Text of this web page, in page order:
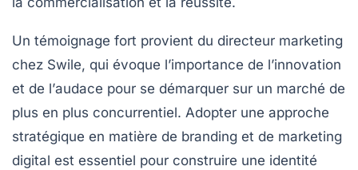
Un témoignage fort provient du directeur marketing
chez Swile, qui évoque l’importance de l’innovation
et de l’audace pour se démarquer sur un marché de
plus en plus concurrentiel. Adopter une approche
stratégique en matière de branding et de marketing
digital est essentiel pour construire une identité